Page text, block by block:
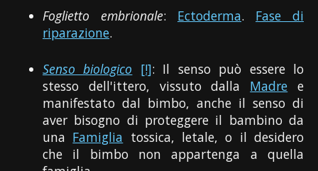
Foglietto embrionale: Ectoderma. Fase di
riparazione.
Senso biologico [!]: Il senso può essere lo
stesso dell'ittero, vissuto dalla Madre e
manifestato dal bimbo, anche il senso di
aver bisogno di proteggere il bambino da
una Famiglia tossica, letale, o il desidero
che il bimbo non appartenga a quella